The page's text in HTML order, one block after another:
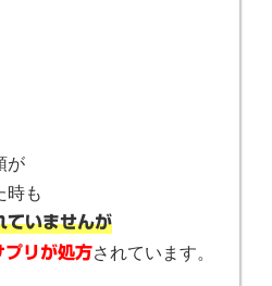
が
時も
ていませんが
プリが処方されています。